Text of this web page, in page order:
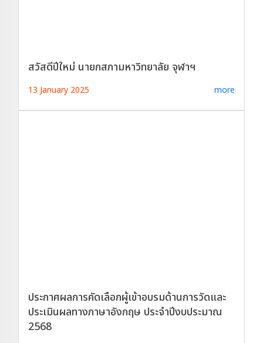
สวัสดีปีใหม่ นายกสภามหาวิทยาลัย จุฬาฯ
13 January 2025 more
ประกาศผลการคัดเลือกผู้เข้าอบรมด้านการวัดและ
ประเมินผลทางภาษาอังกฤษ ประจำปีงบประมาณ
2568